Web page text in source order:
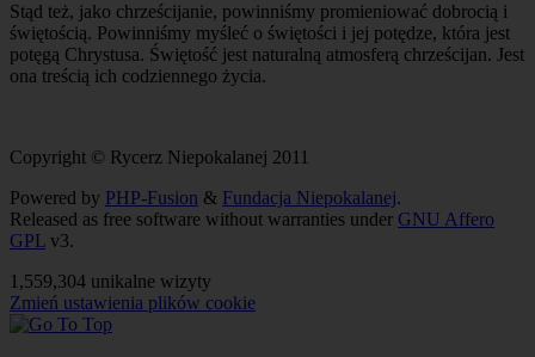
Stąd też, jako chrześcijanie, powinniśmy promieniować dobrocią i
świętością. Powinniśmy myśleć o świętości i jej potędze, która jest
potęgą Chrystusa. Świętość jest naturalną atmosferą chrześcijan. Jest
ona treścią ich codziennego życia.
Copyright © Rycerz Niepokalanej 2011
Powered by PHP-Fusion & Fundacja Niepokalanej.
Released as free software without warranties under GNU Affero
GPL v3.
1,559,304 unikalne wizyty
Zmień ustawienia plików cookie